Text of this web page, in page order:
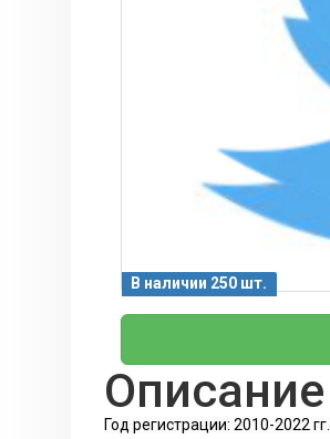
В наличии 250 шт.
Описание
Год регистрации: 2010-2022 гг.